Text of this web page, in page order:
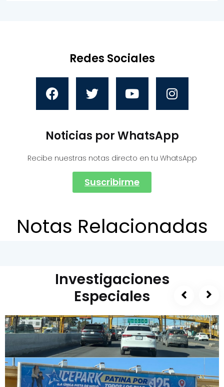
Redes Sociales
Noticias por WhatsApp
Recibe nuestras notas directo en tu WhatsApp
Suscribirme
Notas Relacionadas
Investigaciones
Especiales